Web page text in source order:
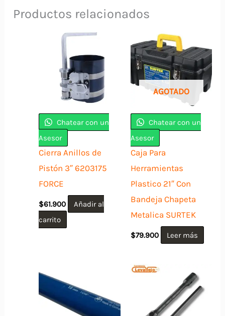
Productos relacionados
Chatear con un
Asesor
Cierra Anillos de
Pistón 3″ 6203175
FORCE
$61.900
Añadir al
carrito
AGOTADO
Chatear con un
Asesor
Caja Para
Herramientas
Plastico 21″ Con
Bandeja Chapeta
Metalica SURTEK
$79.900 Leer más